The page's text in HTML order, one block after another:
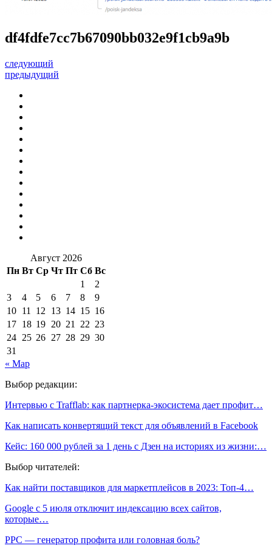
df4fdfe7cc7b67090bb032e9f1cb9a9b
следующий
предыдущий
Август 2026
Пн Вт Ср Чт Пт Сб Вс
1
2
3
4 5 6 7 8
9
10 11 12 13 14 15 16
17 18 19 20 21 22 23
24 25 26 27 28 29 30
31
« Мар
Выбор редакции:
Интервью с Trafflab: как партнерка-экосистема дает профит…
Как написать конвертящий текст для объявлений в Facebook
Кейс: 160 000 рублей за 1 день с Дзен на историях из жизни:…
Выбор читателей:
Как найти поставщиков для маркетплейсов в 2023: Топ-4…
Google с 5 июля отключит индексацию всех сайтов,
которые…
PPC — генератор профита или головная боль?